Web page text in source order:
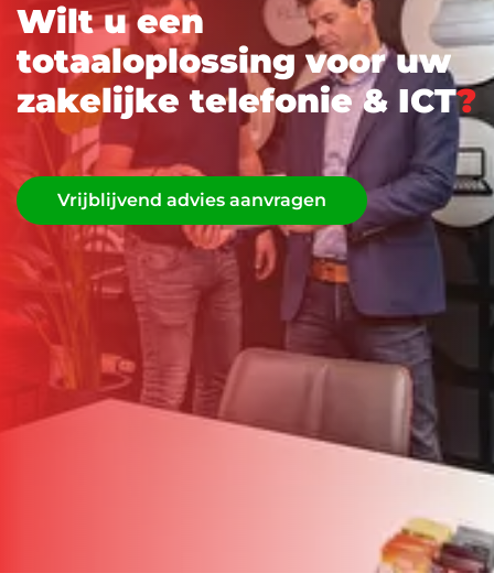
Wilt u een
totaaloplossing voor uw
zakelijke telefonie & ICT?
Vrijblijvend advies aanvragen
Vrijblijvend advies aanvragen